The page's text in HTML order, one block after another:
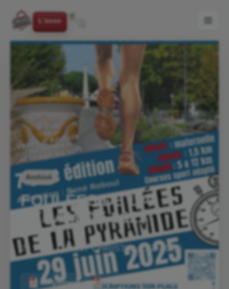
L'asso
Archivé
FOULÉES DE LA
PYRAMIDE 2025
29 JUIN • SAINT CHRISTOL LEZ ALÈS
Règlement Parcours Résultats